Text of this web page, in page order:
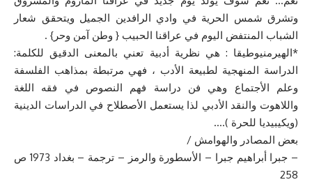
وتشرق شمس الحرية في وادي الرافدين الجميل ويتحقق شعار
الشباب المنتفض اليوم في عراقنا الحبيب { وطن آمن وحر} .
*الهيرمنيوطيقا : هي نظرية أدبية تعني بالمعنى الدقيق للكلمة:
الدراسة المنهجية لطبيعة الأدب ، فهي مرتبطة بمذاهب الفلسفة
وعلم الأجتماع وهي فن دراسة فهم النصوص في فقه اللغة
واللاهوت والنقد الأدبي لذا يستعمل الأصطلاح في الدراسات الدينية
(ويكيبيديا للحرة )….
بعض المصادر والهوامش /
– جبرا أبراهيم جبرا – الأسطورة والرمز – ترجمة – بغداد 1973 ص
258